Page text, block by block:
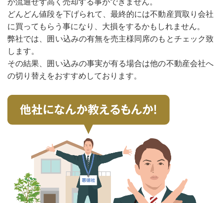
どんどん値段を下げられて、最終的には不動産買取り会社
に買ってもらう事になり、大損をするかもしれません。
弊社では、囲い込みの有無を売主様同席のもとチェック致
します。
その結果、囲い込みの事実が有る場合は他の不動産会社へ
の切り替えをおすすめしております。